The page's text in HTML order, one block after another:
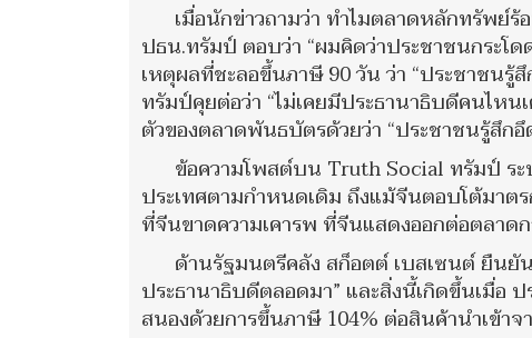
เมื่อนักข่าวถามว่า ทำไมตลาดหลักทรัพย์
ปธน.ทรัมป์ ตอบว่า “ผมคิดว่าประชาชนกระโด
เหตุผลที่ชะลอขึ้นภาษี 90 วัน ว่า “ประชาชนรู้
ทรัมป์คุยต่อว่า “ไม่เคยมีประธานาธิบดีคนไหน
ตัวของตลาดพันธบัตรด้วยว่า “ประชาชนรู้สึก
ข้อความโพสต์บน Truth Social ทรัมป์ ร
ประเทศตามกำหนดเดิม ถึงแม้จีนตอบโต้มาต
ที่จีนขาดความเคารพ ที่จีนแสดงออกต่อตลาดก
ด้านรัฐมนตรีคลัง สก็อตต์ เบสเซนต์ ยืน
ประธานาธิบดีตลอดมา” และสิ่งนี้เกิดขึ้นเมื่อ
สนองด้วยการขึ้นภาษี 104% ต่อสินค้านำเข้าจ